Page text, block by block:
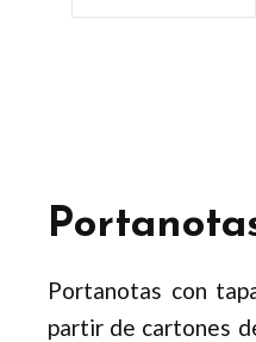
Portanotas con
partir de cartones